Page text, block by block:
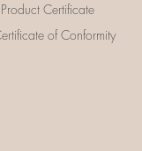
Certificate
of Conformity